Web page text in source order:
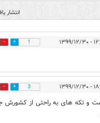
انتشار
۱۲/۳۰ 1
۱۲/۳۰ 3
و تکه های به راحتی از کشورش